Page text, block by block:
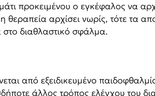
προκειμένου ο εγκέφαλος να
θεραπεία αρχίσει νωρίς, τότε τα
διαθλαστικό σφάλμα.
από εξειδικευμένο
άλλος τρόπος ελέγχου του